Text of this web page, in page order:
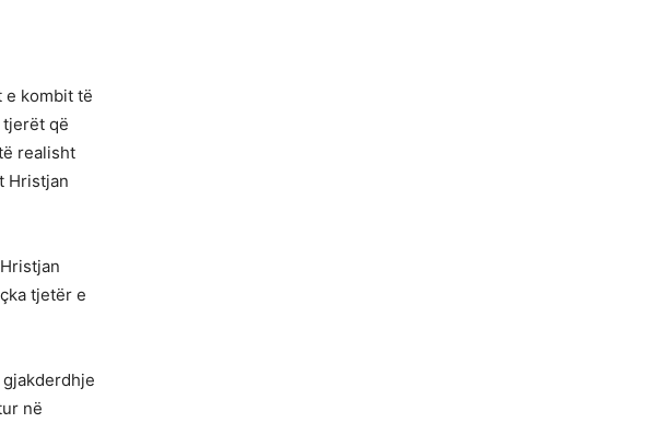
e kombit të
që
realisht
Hristjan
tjetër e
në